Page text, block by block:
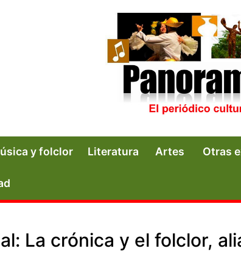
y folclor Literatura Artes Otras
La crónica y el folclor,